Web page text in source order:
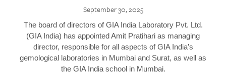
September 30, 2025
The board of directors of GIA India Laboratory Pvt. Ltd.
(GIA India) has appointed Amit Pratihari as managing
director, responsible for all aspects of GIA India’s
gemological laboratories in Mumbai and Surat, as well as
the GIA India school in Mumbai.